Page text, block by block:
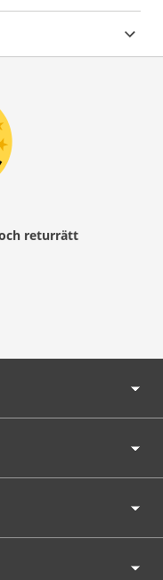
returrätt